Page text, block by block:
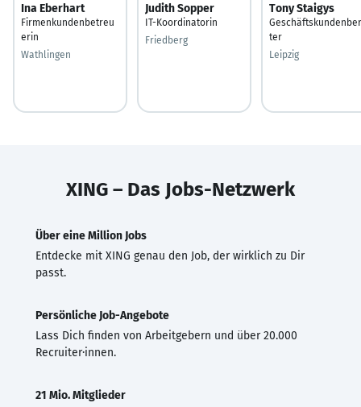
Ina Eberhart
Firmenkundenbetreu
erin
Wathlingen
Judith Sopper
IT-Koordinatorin
Friedberg
Tony Staigys
ter
Leipzig
XING – Das Jobs-Netzwerk
Über eine Million Jobs
Entdecke mit XING genau den Job, der wirklich zu Dir
passt.
Persönliche Job-Angebote
Lass Dich finden von Arbeitgebern und über 20.000
Recruiter·innen.
21 Mio. Mitglieder